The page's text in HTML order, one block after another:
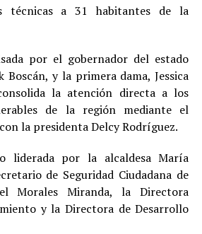
técnicas a 31 habitantes de la
por el gobernador del estado
y la primera dama, Jessica
la atención directa a los
de la región mediante el
la presidenta Delcy Rodríguez.
liderada por la alcaldesa María
de Seguridad Ciudadana de
Morales Miranda, la Directora
y la Directora de Desarrollo